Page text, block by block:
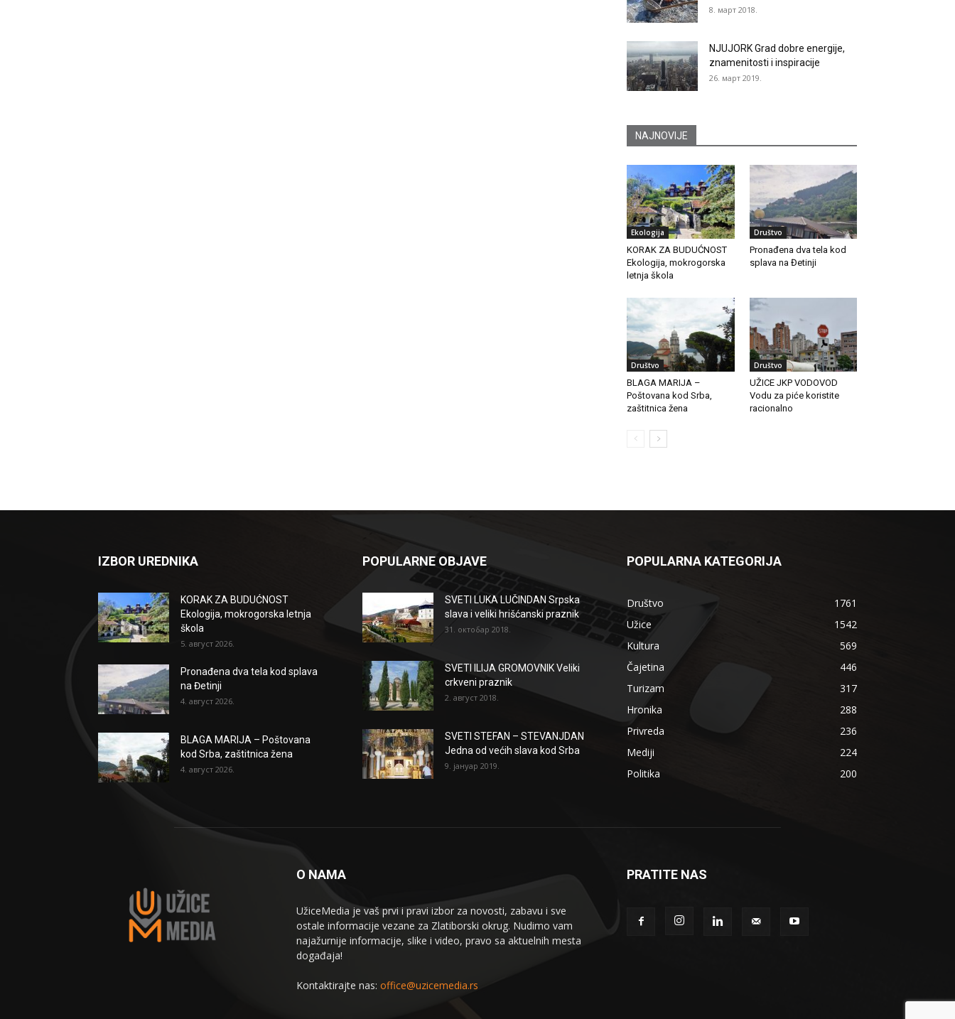
8. март 2018.
NJUJORK Grad dobre energije,
znamenitosti i inspiracije
26. март 2019.
NAJNOVIJE
Ekologija
KORAK ZA BUDUĆNOST
Ekologija, mokrogorska
letnja škola
Društvo
Pronađena dva tela kod
splava na Đetinji
Društvo
BLAGA MARIJA –
Poštovana kod Srba,
zaštitnica žena
Društvo
UŽICE JKP VODOVOD
Vodu za piće koristite
racionalno
IZBOR UREDNIKA
KORAK ZA BUDUĆNOST
Ekologija, mokrogorska letnja
škola
5. август 2026.
Pronađena dva tela kod splava
na Đetinji
4. август 2026.
BLAGA MARIJA – Poštovana
kod Srba, zaštitnica žena
4. август 2026.
POPULARNE OBJAVE
SVETI LUKA LUČINDAN Srpska
slava i veliki hrišćanski praznik
31. октобар 2018.
SVETI ILIJA GROMOVNIK Veliki
crkveni praznik
2. август 2018.
SVETI STEFAN – STEVANJDAN
Jedna od većih slava kod Srba
9. јануар 2019.
POPULARNA KATEGORIJA
Društvo
1761
Užice
1542
Kultura
569
Čajetina
446
Turizam
317
Hronika
288
Privreda
236
Mediji
224
Politika
200
O NAMA
UžiceMedia je vaš prvi i pravi izbor za novosti, zabavu i sve
ostale informacije vezane za Zlatiborski okrug. Nudimo vam
najažurnije informacije, slike i video, pravo sa aktuelnih mesta
događaja!
Kontaktirajte nas: office@uzicemedia.rs
PRATITE NAS